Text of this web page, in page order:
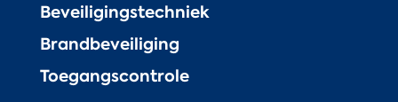
Beveiligingstechniek
Brandbeveiliging
Toegangscontrole